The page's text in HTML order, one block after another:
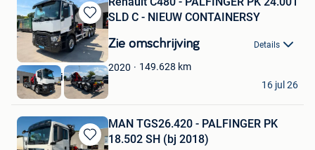
Bewaren
in
Mijn
Favorieten
SLD C - NIEUW CONTAINERSY
Zie omschrijving Details
2020 149.628 km
Vander Stichele
Roeselare
16 jul 26
Bewaren
MAN TGS26.420 - PALFINGER PK
18.502 SH (bj 2018)